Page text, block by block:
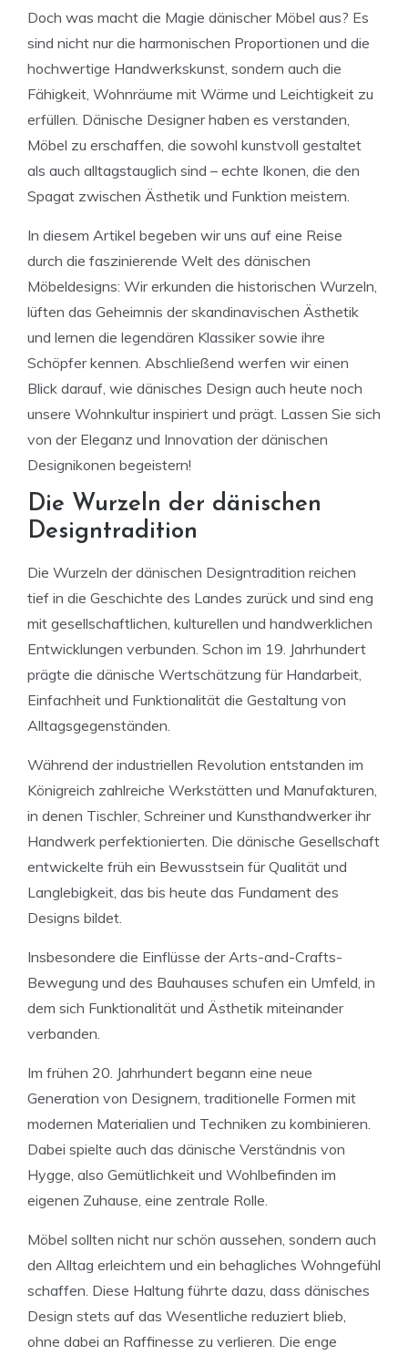
Doch was macht die Magie dänischer Möbel aus? Es
sind nicht nur die harmonischen Proportionen und die
hochwertige Handwerkskunst, sondern auch die
Fähigkeit, Wohnräume mit Wärme und Leichtigkeit zu
erfüllen. Dänische Designer haben es verstanden,
Möbel zu erschaffen, die sowohl kunstvoll gestaltet
als auch alltagstauglich sind – echte Ikonen, die den
Spagat zwischen Ästhetik und Funktion meistern.
In diesem Artikel begeben wir uns auf eine Reise
durch die faszinierende Welt des dänischen
Möbeldesigns: Wir erkunden die historischen Wurzeln,
lüften das Geheimnis der skandinavischen Ästhetik
und lernen die legendären Klassiker sowie ihre
Schöpfer kennen. Abschließend werfen wir einen
Blick darauf, wie dänisches Design auch heute noch
unsere Wohnkultur inspiriert und prägt. Lassen Sie sich
von der Eleganz und Innovation der dänischen
Designikonen begeistern!
Die Wurzeln der dänischen
Designtradition
Die Wurzeln der dänischen Designtradition reichen
tief in die Geschichte des Landes zurück und sind eng
mit gesellschaftlichen, kulturellen und handwerklichen
Entwicklungen verbunden. Schon im 19. Jahrhundert
prägte die dänische Wertschätzung für Handarbeit,
Einfachheit und Funktionalität die Gestaltung von
Alltagsgegenständen.
Während der industriellen Revolution entstanden im
Königreich zahlreiche Werkstätten und Manufakturen,
in denen Tischler, Schreiner und Kunsthandwerker ihr
Handwerk perfektionierten. Die dänische Gesellschaft
entwickelte früh ein Bewusstsein für Qualität und
Langlebigkeit, das bis heute das Fundament des
Designs bildet.
Insbesondere die Einflüsse der Arts-and-Crafts-
Bewegung und des Bauhauses schufen ein Umfeld, in
dem sich Funktionalität und Ästhetik miteinander
verbanden.
Im frühen 20. Jahrhundert begann eine neue
Generation von Designern, traditionelle Formen mit
modernen Materialien und Techniken zu kombinieren.
Dabei spielte auch das dänische Verständnis von
Hygge, also Gemütlichkeit und Wohlbefinden im
eigenen Zuhause, eine zentrale Rolle.
Möbel sollten nicht nur schön aussehen, sondern auch
den Alltag erleichtern und ein behagliches Wohngefühl
schaffen. Diese Haltung führte dazu, dass dänisches
Design stets auf das Wesentliche reduziert blieb,
ohne dabei an Raffinesse zu verlieren. Die enge